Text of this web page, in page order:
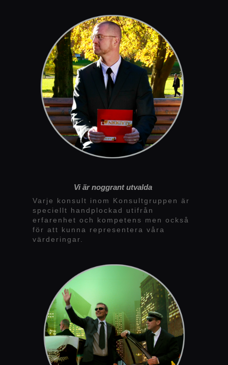
Vi är noggrant utvalda
Varje konsult inom Konsultgruppen är
speciellt handplockad utifrån
erfarenhet och kompetens men också
för att kunna representera våra
värderingar.